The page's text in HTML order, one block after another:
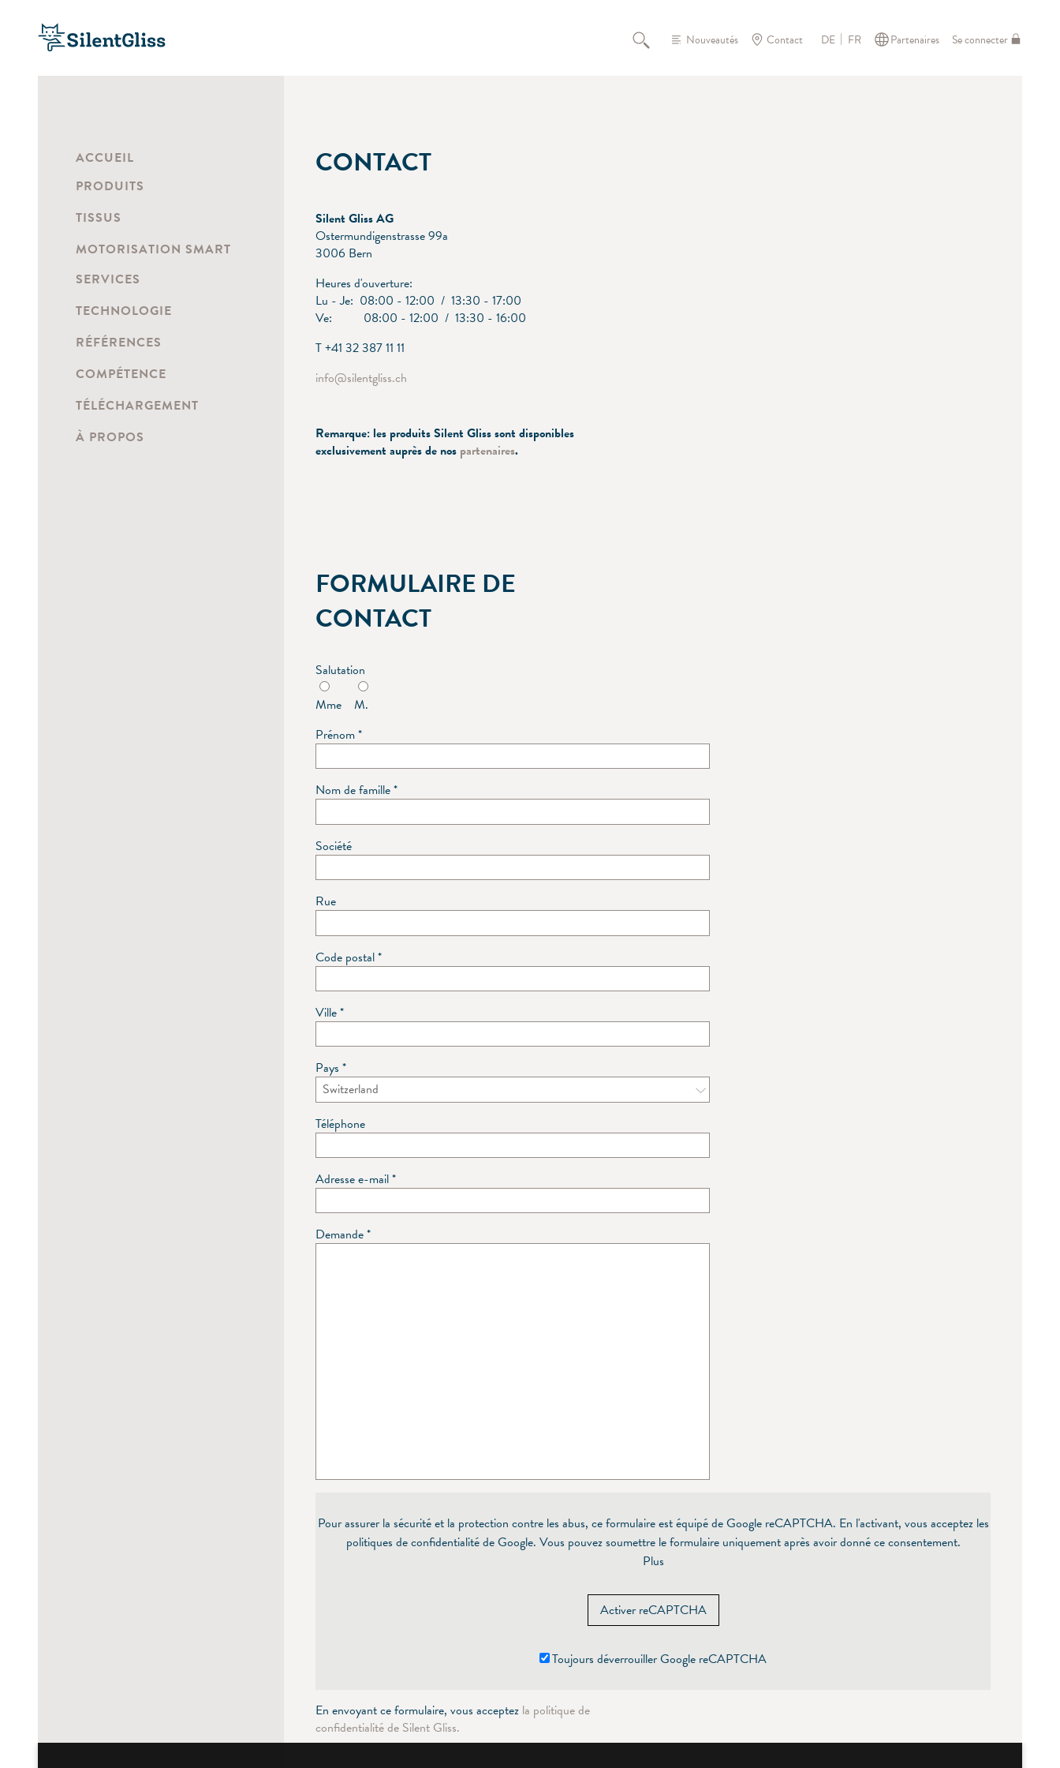
Nouveautés Contact DE FR Partenaires Se connecter
ACCUEIL
PRODUITS
TISSUS
MOTORISATION SMART
SERVICES
TECHNOLOGIE
RÉFÉRENCES
COMPÉTENCE
TÉLÉCHARGEMENT
À PROPOS
CONTACT
Silent Gliss AG
Ostermundigenstrasse 99a
3006 Bern
Heures d'ouverture:
Lu - Je: 08:00 - 12:00 / 13:30 - 17:00
Ve: 08:00 - 12:00 / 13:30 - 16:00
T +41 32 387 11 11
info
silentgliss.ch
Remarque: les produits Silent Gliss sont disponibles
exclusivement auprès de nos partenaires.
FORMULAIRE DE
CONTACT
Salutation
Mme
M.
Prénom*
Nom de famille*
Société
Rue
Code postal*
Ville*
Pays *
Téléphone
Adresse e-mail*
Demande*
Pour assurer la sécurité et la protection contre les abus, ce formulaire est équipé de Google reCAPTCHA. En l'activant, vous acceptez les
politiques de confidentialité de Google. Vous pouvez soumettre le formulaire uniquement après avoir donné ce consentement.
Plus
Activer reCAPTCHA
Toujours déverrouiller Google reCAPTCHA ‌
En envoyant ce formulaire, vous acceptez la politique de
confidentialité de Silent Gliss.